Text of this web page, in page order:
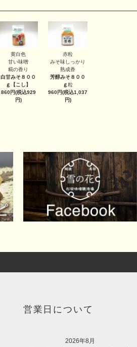
黄白色
甘い味噌
糀の香り
白甘みそ８００
ｇ
【こし】
860円(税込929
円)
赤粒
みそ味しっかり
熟成香
芳醇みそ８００
ｇ粒
960円(税込1,037
円)
営業日について
2026年8月